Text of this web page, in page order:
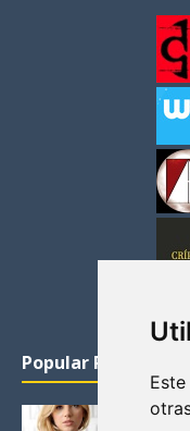
Popular Posts